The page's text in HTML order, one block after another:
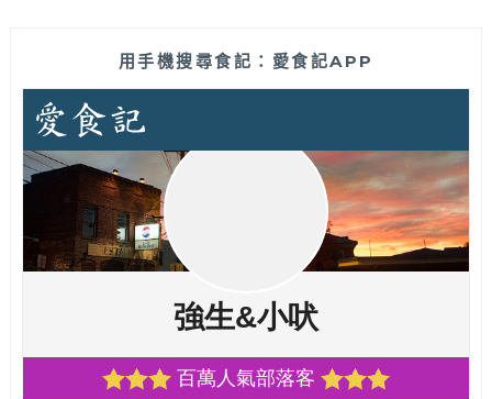
用手機搜尋食記：愛食記APP